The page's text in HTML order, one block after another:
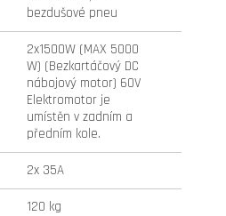
bezdušové pneu
2x1500W (MAX 5000
W) (Bezkartáčový DC
nábojový motor) 60V
Elektromotor je
umístěn v zadním a
předním kole.
2x 35A
120 kg